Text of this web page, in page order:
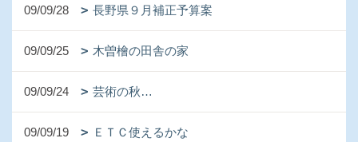
09/09/28 長野県９月補正予算案
09/09/25 木曽檜の田舎の家
09/09/24 芸術の秋…
09/09/19 ＥＴＣ使えるかな